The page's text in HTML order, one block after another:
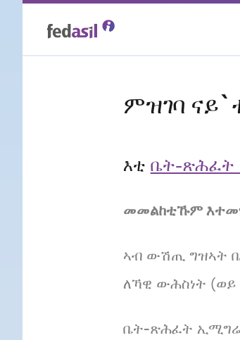
ምዝገባ
እቲ ቤት-ጽሕፈት
መመልከቲኹም
ኣብ ውሽጢ ግዝኣት
ለኻዊ ውሕስነት
ቤት-ጽሕፈት